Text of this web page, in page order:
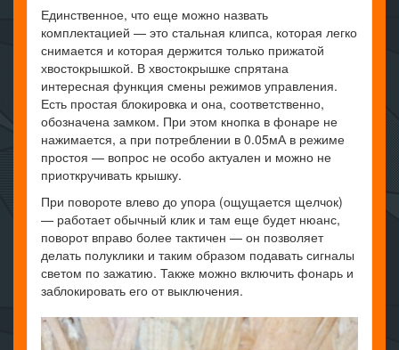
Единственное, что еще можно назвать
комплектацией — это стальная клипса, которая легко
снимается и которая держится только прижатой
хвостокрышкой. В хвостокрышке спрятана
интересная функция смены режимов управления.
Есть простая блокировка и она, соответственно,
обозначена замком. При этом кнопка в фонаре не
нажимается, а при потреблении в 0.05мА в режиме
простоя — вопрос не особо актуален и можно не
приоткручивать крышку.
При повороте влево до упора (ощущается щелчок)
— работает обычный клик и там еще будет нюанс,
поворот вправо более тактичен — он позволяет
делать полуклики и таким образом подавать сигналы
светом по зажатию. Также можно включить фонарь и
заблокировать его от выключения.